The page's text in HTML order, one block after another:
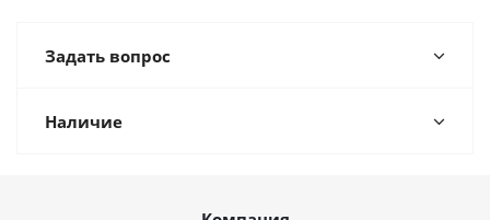
Задать вопрос
Наличие